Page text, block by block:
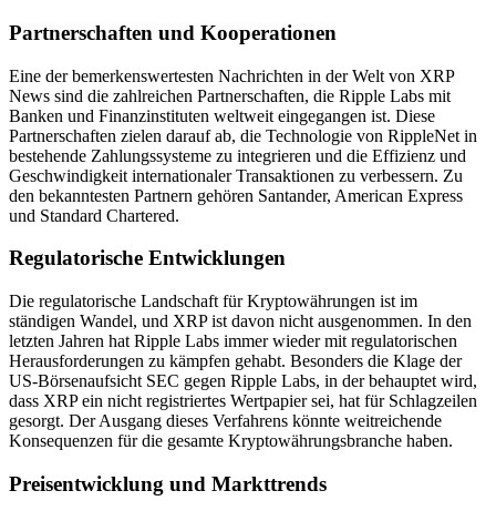
Partnerschaften und Kooperationen
Eine der bemerkenswertesten Nachrichten in der Welt von XRP
News sind die zahlreichen Partnerschaften, die Ripple Labs mit
Banken und Finanzinstituten weltweit eingegangen ist. Diese
Partnerschaften zielen darauf ab, die Technologie von RippleNet in
bestehende Zahlungssysteme zu integrieren und die Effizienz und
Geschwindigkeit internationaler Transaktionen zu verbessern. Zu
den bekanntesten Partnern gehören Santander, American Express
und Standard Chartered.
Regulatorische Entwicklungen
Die regulatorische Landschaft für Kryptowährungen ist im
ständigen Wandel, und XRP ist davon nicht ausgenommen. In den
letzten Jahren hat Ripple Labs immer wieder mit regulatorischen
Herausforderungen zu kämpfen gehabt. Besonders die Klage der
US-Börsenaufsicht SEC gegen Ripple Labs, in der behauptet wird,
dass XRP ein nicht registriertes Wertpapier sei, hat für Schlagzeilen
gesorgt. Der Ausgang dieses Verfahrens könnte weitreichende
Konsequenzen für die gesamte Kryptowährungsbranche haben.
Preisentwicklung und Markttrends